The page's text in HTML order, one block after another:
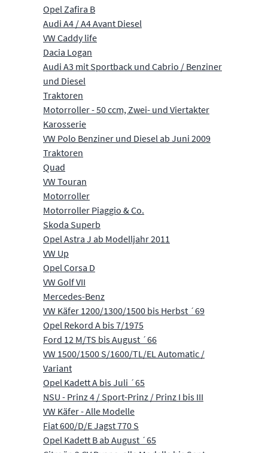
Opel Zafira B
Audi A4 / A4 Avant Diesel
VW Caddy life
Dacia Logan
Audi A3 mit Sportback und Cabrio / Benziner
und Diesel
Traktoren
Motorroller - 50 ccm, Zwei- und Viertakter
Karosserie
VW Polo Benziner und Diesel ab Juni 2009
Traktoren
Quad
VW Touran
Motorroller
Motorroller Piaggio & Co.
Skoda Superb
Opel Astra J ab Modelljahr 2011
VW Up
Opel Corsa D
VW Golf VII
Mercedes-Benz
VW Käfer 1200/1300/1500 bis Herbst ´69
Opel Rekord A bis 7/1975
Ford 12 M/TS bis August ´66
VW 1500/1500 S/1600/TL/EL Automatic /
Variant
Opel Kadett A bis Juli ´65
NSU - Prinz 4 / Sport-Prinz / Prinz I bis III
VW Käfer - Alle Modelle
Fiat 600/D/E Jagst 770 S
Opel Kadett B ab August ´65